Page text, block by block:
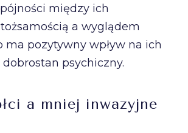
między ich
a wyglądem
ma pozytywny wpływ na ich
dobrostan psychiczny.
a mniej inwazyjne